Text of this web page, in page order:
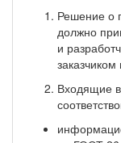
Решение о
должно
и
Входящие